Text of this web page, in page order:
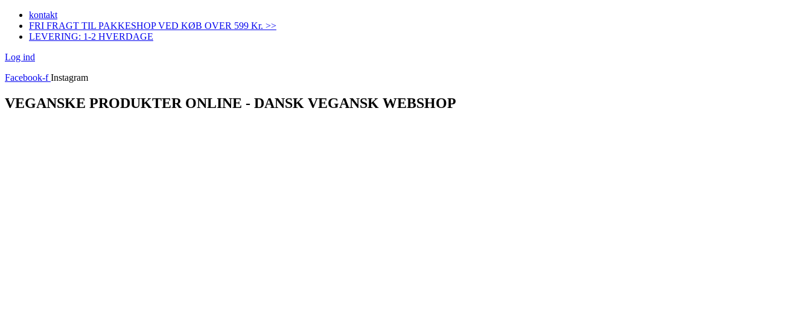
Videre
indhold
kontakt
FRI FRAGT TIL PAKKESHOP VED KØB OVER 599 Kr. >>
LEVERING: 1-2 HVERDAGE
Log ind
Facebook-f Instagram
VEGANSKE PRODUKTER ONLINE - DANSK VEGANSK WEBSHOP